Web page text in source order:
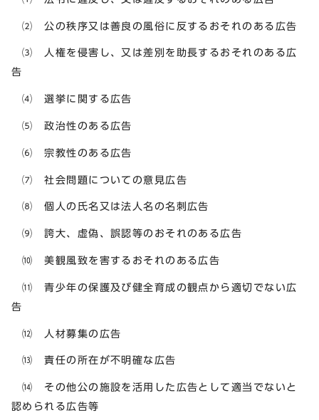
⑵ 公の秩序又は善良の風俗に反するおそれのある広告
⑶ 人権を侵害し、又は差別を助長するおそれのある広
告
⑷ 選挙に関する広告
⑸ 政治性のある広告
⑹ 宗教性のある広告
⑺ 社会問題についての意見広告
⑻ 個人の氏名又は法人名の名刺広告
⑼ 誇大、虚偽、誤認等のおそれのある広告
⑽ 美観風致を害するおそれのある広告
⑾ 青少年の保護及び健全育成の観点から適切でない広
告
⑿ 人材募集の広告
⒀ 責任の所在が不明確な広告
⒁ その他公の施設を活用した広告として適当でないと
認められる広告等